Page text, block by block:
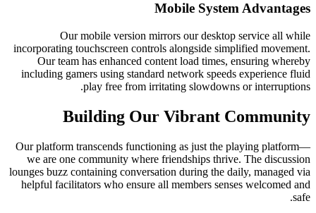
Our mobile version
incorporating touchscreen controls
Our team has enhanced
including gamers using standard
play free from
Building Our
Our platform transcends
we are one community where
lounges buzz containing
helpful facilitators who ensure all